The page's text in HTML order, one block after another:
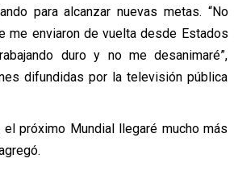
para alcanzar nuevas metas. “No
me enviaron de vuelta desde Estados
duro y no me desanimaré”,
difundidas por la televisión pública
próximo Mundial llegaré mucho más